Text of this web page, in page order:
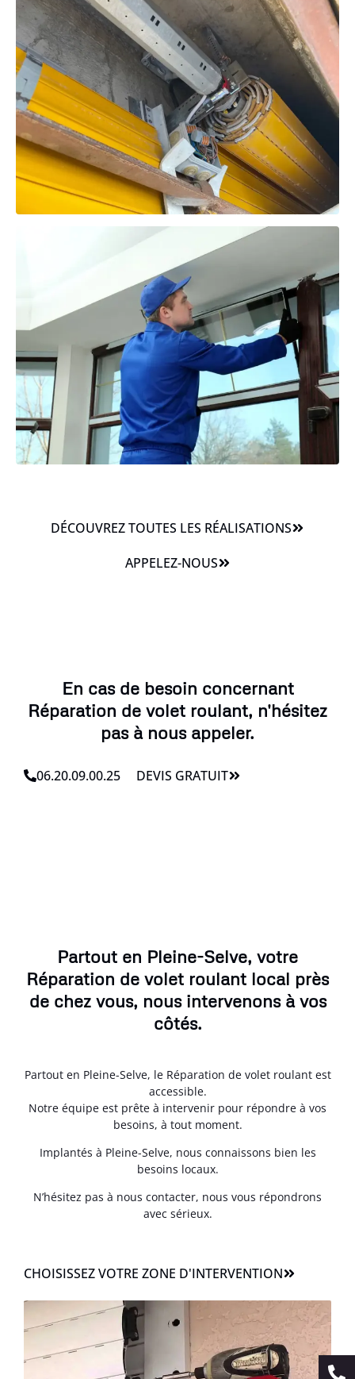
DÉCOUVREZ TOUTES LES RÉALISATIONS
APPELEZ-NOUS
En cas de besoin concernant
Réparation de volet roulant, n'hésitez
pas à nous appeler.
06.20.09.00.25 DEVIS GRATUIT
Partout en Pleine-Selve, votre
Réparation de volet roulant local près
de chez vous, nous intervenons à vos
côtés.
Partout en Pleine-Selve, le Réparation de volet roulant est
accessible.
Notre équipe est prête à intervenir pour répondre à vos
besoins, à tout moment.
Implantés à Pleine-Selve, nous connaissons bien les
besoins locaux.
N’hésitez pas à nous contacter, nous vous répondrons
avec sérieux.
CHOISISSEZ VOTRE ZONE D'INTERVENTION